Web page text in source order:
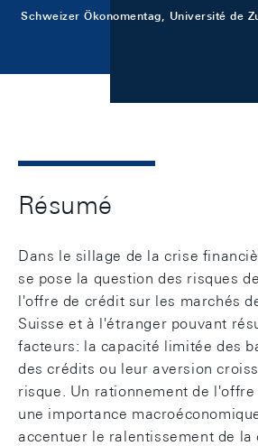
Schweizer Ökonomentag, Université de
Résumé
Dans le sillage de la crise
se pose la question des risques
l'offre de crédit sur les marchés
Suisse et à l'étranger pouvant
facteurs: la capacité limitée des
des crédits ou leur aversion
risque. Un rationnement de
une importance
accentuer le ralentissement de la